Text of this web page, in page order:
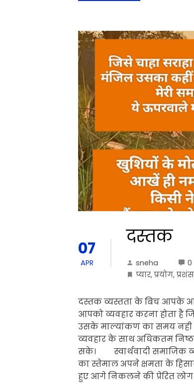
07
APR
दस्तक
sneha 0
प्यार, प्रयोग,
दस्तक व्यस्तता के बिच आपके
आपको व्यवहार करना होता है
उसके माल्यांकण का समय नही
व्यवहार के साथ अधिकतम
सके। स्वार्थवादी समाजिक
का स्तेमाल अपने क्षमता के
हुए आगे निकलने की प्रेरित लोग